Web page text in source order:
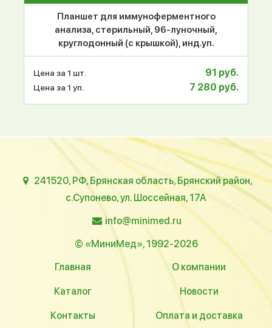
Планшет для иммуноферментного
анализа, стерильный, 96-луночный,
круглодонный (с крышкой), инд.уп.
Цена за 1 шт. 91 руб.
Цена за 1 уп. 7 280 руб.
241520, РФ, Брянская область, Брянский район,
с.Супонево, ул. Шоссейная, 17А
info@minimed.ru
© «МиниМед», 1992-2026
Главная
О компании
Каталог Новости
Контакты Оплата и доставка